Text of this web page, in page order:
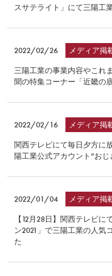
スサテライト」にて三陽工
三陽工業の事業内容やこれ
聞の特集コーナー「近畿の
2022/02/26 メディア掲
関西テレビにて毎日夕方に
陽工業公式アカウント”おじ
2022/02/16 メディア掲
【12月28日】関西テレビ
ン2021」で三陽工業の人気
た
2022/01/04 メディア掲